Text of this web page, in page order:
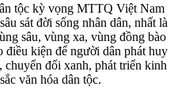
tộc kỳ vọng MTTQ Việt Nam
sát đời sống nhân dân, nhất là
sâu, vùng xa, vùng đồng bào
điều kiện để người dân phát huy
đổi xanh, phát triển kinh
văn hóa dân tộc.